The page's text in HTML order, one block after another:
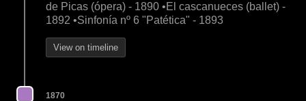
de Picas (ópera) - 1890 •El cascanueces (ballet) -
1892 •Sinfonía nº 6 "Patética" - 1893
View on timeline
1870